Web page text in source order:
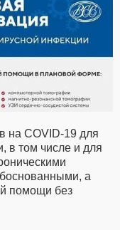
на COVID-19 для
в том числе и для
а
помощи без